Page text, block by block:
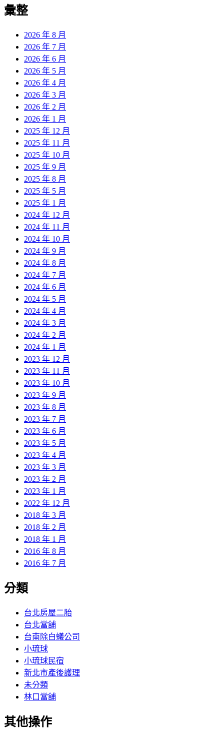
彙整
2026 年 8 月
2026 年 7 月
2026 年 6 月
2026 年 5 月
2026 年 4 月
2026 年 3 月
2026 年 2 月
2026 年 1 月
2025 年 12 月
2025 年 11 月
2025 年 10 月
2025 年 9 月
2025 年 8 月
2025 年 5 月
2025 年 1 月
2024 年 12 月
2024 年 11 月
2024 年 10 月
2024 年 9 月
2024 年 8 月
2024 年 7 月
2024 年 6 月
2024 年 5 月
2024 年 4 月
2024 年 3 月
2024 年 2 月
2024 年 1 月
2023 年 12 月
2023 年 11 月
2023 年 10 月
2023 年 9 月
2023 年 8 月
2023 年 7 月
2023 年 6 月
2023 年 5 月
2023 年 4 月
2023 年 3 月
2023 年 2 月
2023 年 1 月
2022 年 12 月
2018 年 3 月
2018 年 2 月
2018 年 1 月
2016 年 8 月
2016 年 7 月
分類
台北房屋二胎
台北當舖
台南除白蟻公司
小琉球
小琉球民宿
新北市產後護理
未分類
林口當舖
其他操作